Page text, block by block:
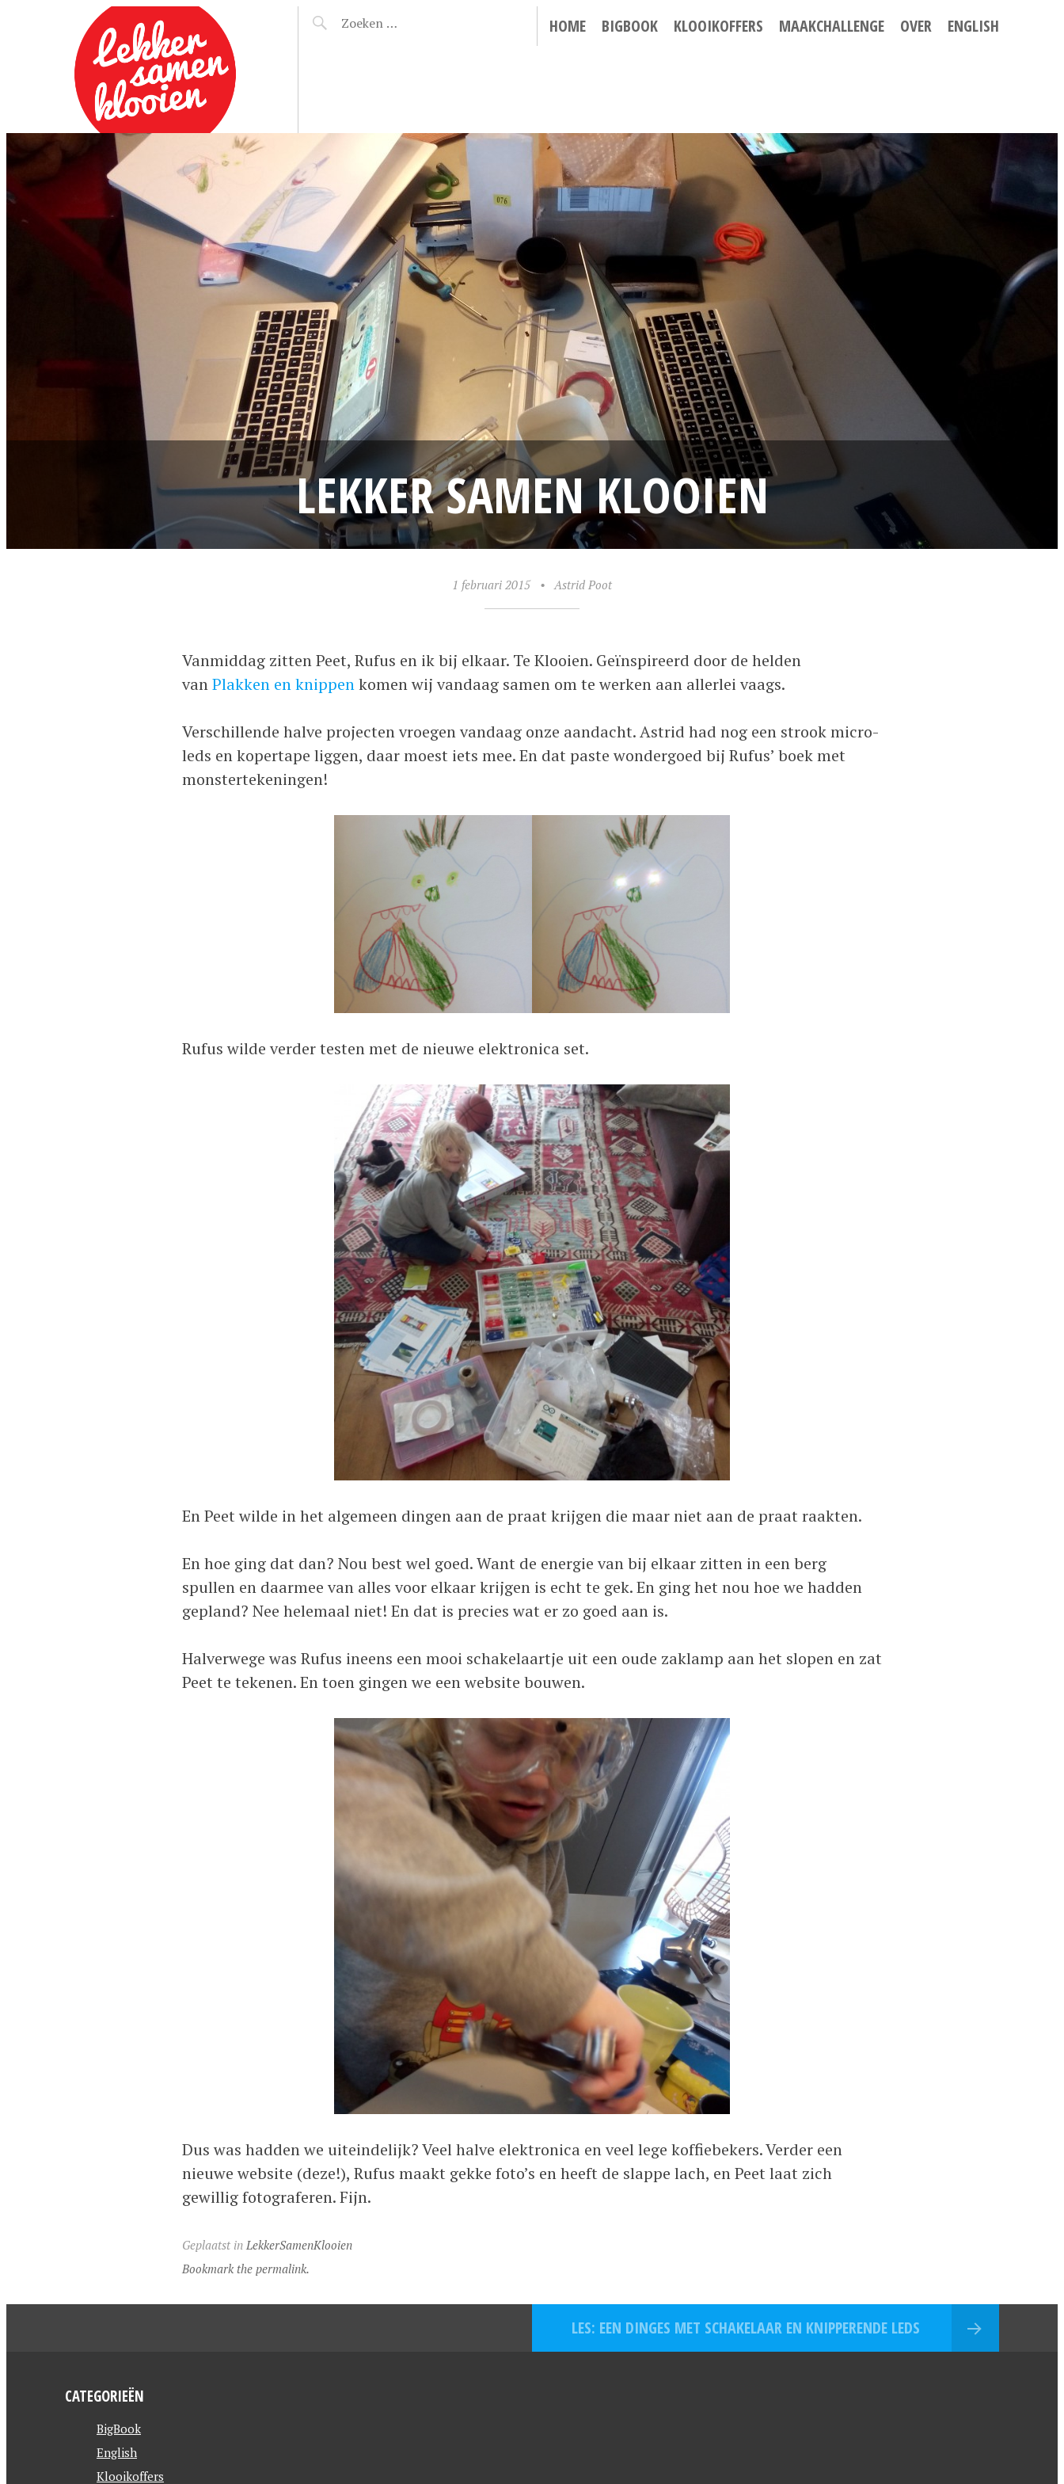
LEKKER SAMEN
KLOOIEN
HOME BIGBOOK KLOOIKOFFERS MAAKCHALLENGE OVER ENGLISH
LEKKER SAMEN KLOOIEN
1 februari 2015 • Astrid Poot
Vanmiddag zitten Peet, Rufus en ik bij elkaar. Te Klooien. Geïnspireerd door de helden
vanPlakken en knippenkomen wij vandaag samen om te werken aan allerlei vaags.
Verschillende halve projecten vroegen vandaag onze aandacht. Astrid had nog een strook micro-
leds en kopertape liggen, daar moest iets mee. En dat paste wondergoed bij Rufus’ boek met
monstertekeningen!
Rufus wilde verder testen met de nieuwe elektronica set.
En Peet wilde in het algemeen dingen aan de praat krijgen die maar niet aan de praat raakten.
En hoe ging dat dan? Nou best wel goed. Want de energie van bij elkaar zitten in een berg
spullen en daarmee van alles voor elkaar krijgen is echt te gek. En ging het nou hoe we hadden
gepland? Nee helemaal niet! En dat is precies wat er zo goed aan is.
Halverwege was Rufus ineens een mooi schakelaartje uit een oude zaklamp aan het slopen en zat
Peet te tekenen. En toen gingen we een website bouwen.
Dus was hadden we uiteindelijk? Veel halve elektronica en veel lege koffiebekers. Verder een
nieuwe website (deze!), Rufus maakt gekke foto’s en heeft de slappe lach, en Peet laat zich
gewillig fotograferen. Fijn.
Geplaatst in LekkerSamenKlooien
Bookmark the permalink.
LES: EEN DINGES MET SCHAKELAAR EN KNIPPERENDE LEDS
CATEGORIEËN
BigBook
English
Klooikoffers